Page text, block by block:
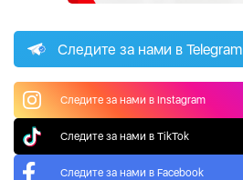
Следите за нами в Telegram
Следите за нами в Instagram
Следите за нами в TikTok
Следите за нами в Facebook